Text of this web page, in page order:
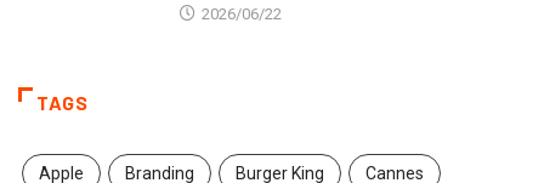
2026/06/22
TAGS
Apple Branding Burger King Cannes